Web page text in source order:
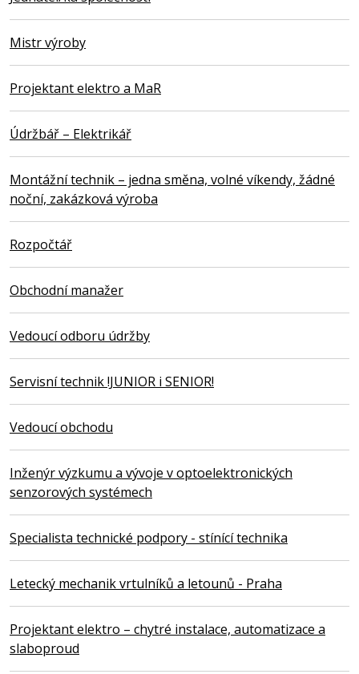
Mistr výroby
Projektant elektro a MaR
Údržbář – Elektrikář
Montážní technik – jedna směna, volné víkendy, žádné
noční, zakázková výroba
Rozpočtář
Obchodní manažer
Vedoucí odboru údržby
Servisní technik !JUNIOR i SENIOR!
Vedoucí obchodu
Inženýr výzkumu a vývoje v optoelektronických
senzorových systémech
Specialista technické podpory - stínící technika
Letecký mechanik vrtulníků a letounů - Praha
Projektant elektro – chytré instalace, automatizace a
slaboproud